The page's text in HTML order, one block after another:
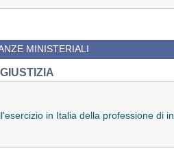
MINISTERIALI
in Italia della professione di